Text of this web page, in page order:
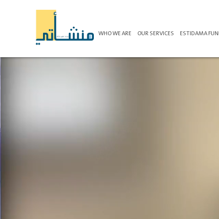
WHO WE ARE OUR SERVICES ESTIDAMA